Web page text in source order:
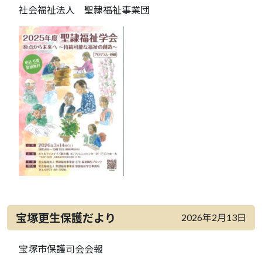
社会福祉法人 聖隷福祉事業団
宝塚更生保護だより 2026年2月13日
宝塚市保護司会会報